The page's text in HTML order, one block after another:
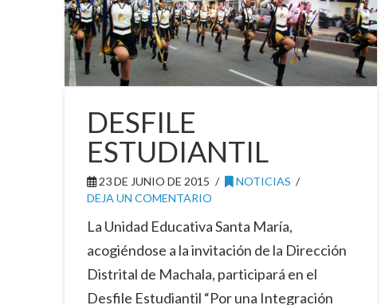
DESFILE
ESTUDIANTIL
23 DE JUNIO DE 2015
NOTICIAS
DEJA UN COMENTARIO
La Unidad Educativa Santa María,
acogiéndose a la invitación de la Dirección
Distrital de Machala, participará en el
Desfile Estudiantil “Por una Integración